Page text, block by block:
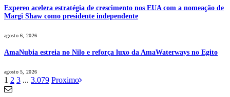
Expereo acelera estratégia de crescimento nos EUA com a nomeação de
Margi Shaw como presidente independente
agosto 6, 2026
AmaNubia estreia no Nilo e reforça luxo da AmaWaterways no Egito
agosto 5, 2026
1 2 3 ... 3.079 Proximo